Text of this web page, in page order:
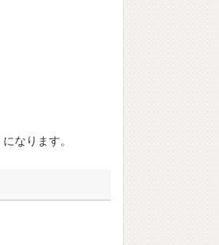
になります。